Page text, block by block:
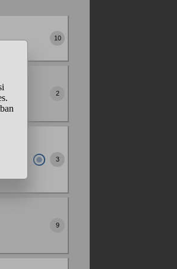
10
2
3
9